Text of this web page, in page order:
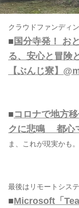
クラウドファンディ
■ 国分寺発！ お
る、安心と冒険
【ぶんじ寮】
■コロナで地方
クに悲鳴 都心
ま、これが現実かも。
最後はリモートシス
■Microsoft「